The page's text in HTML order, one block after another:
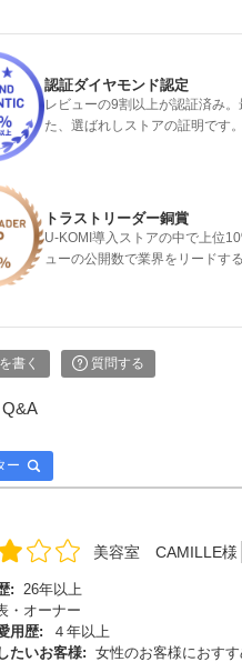
認証ダイヤモンド認定
レビューの9割以上が認証済み
た、選ばれしストアの証明です。
トラストリーダー銅賞
U-KOMI導入ストアの中で上位
ューの公開数で業界をリードす
書く 質問する
Q&A
ー
美容室 CAMILLE様
:
26年以上
・オーナー
用歴:
４年以上
たいお客様: 女性のお客様におすす